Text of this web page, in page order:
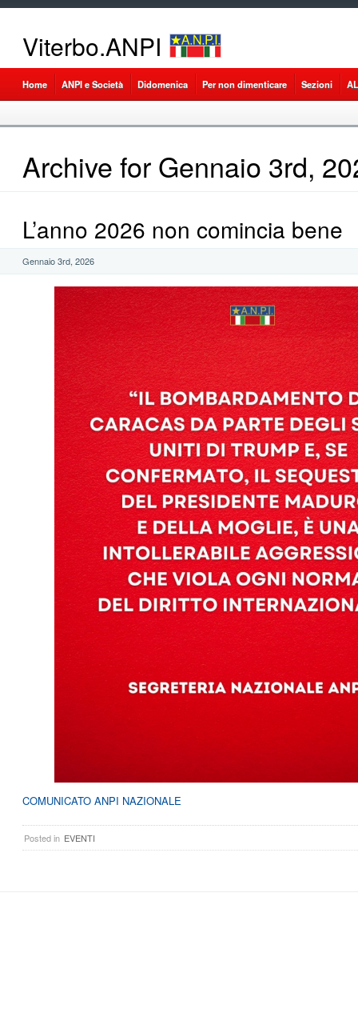
Viterbo.ANPI
Home ANPI e Società Didomenica Per non dimenticare Sezioni
Archive for Gennaio 3rd,
L’anno 2026 non comincia bene
Gennaio 3rd, 2026
COMUNICATO ANPI NAZIONALE
Posted in EVENTI